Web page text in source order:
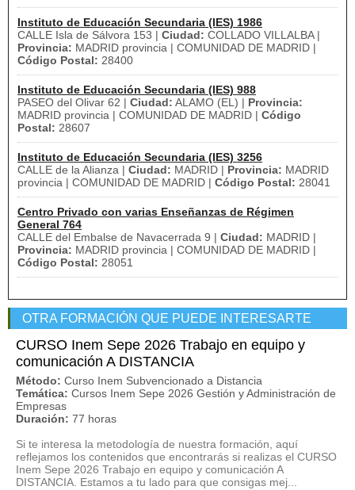
Instituto de Educación Secundaria (IES) 1986
CALLE Isla de Sálvora 153 | Ciudad: COLLADO VILLALBA |
Provincia: MADRID provincia | COMUNIDAD DE MADRID |
Código Postal: 28400
Instituto de Educación Secundaria (IES) 988
PASEO del Olivar 62 | Ciudad: ALAMO (EL) | Provincia:
MADRID provincia | COMUNIDAD DE MADRID | Código
Postal: 28607
Instituto de Educación Secundaria (IES) 3256
CALLE de la Alianza | Ciudad: MADRID | Provincia: MADRID
provincia | COMUNIDAD DE MADRID | Código Postal: 28041
Centro Privado con varias Enseñanzas de Régimen
General 764
CALLE del Embalse de Navacerrada 9 | Ciudad: MADRID |
Provincia: MADRID provincia | COMUNIDAD DE MADRID |
Código Postal: 28051
OTRA FORMACIÓN QUE PUEDE INTERESARTE
CURSO Inem Sepe 2026 Trabajo en equipo y
comunicación A DISTANCIA
Método: Curso Inem Subvencionado a Distancia
Temática: Cursos Inem Sepe 2026 Gestión y Administración de
Empresas
Duración: 77 horas
Si te interesa la metodología de nuestra formación, aquí
reflejamos los contenidos que encontrarás si realizas el CURSO
Inem Sepe 2026 Trabajo en equipo y comunicación A
DISTANCIA. Estamos a tu lado para que consigas mej...